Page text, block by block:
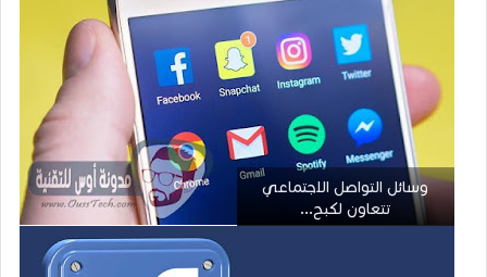
وسائل التواصل الاجتماعي
تتعاون لكبح...